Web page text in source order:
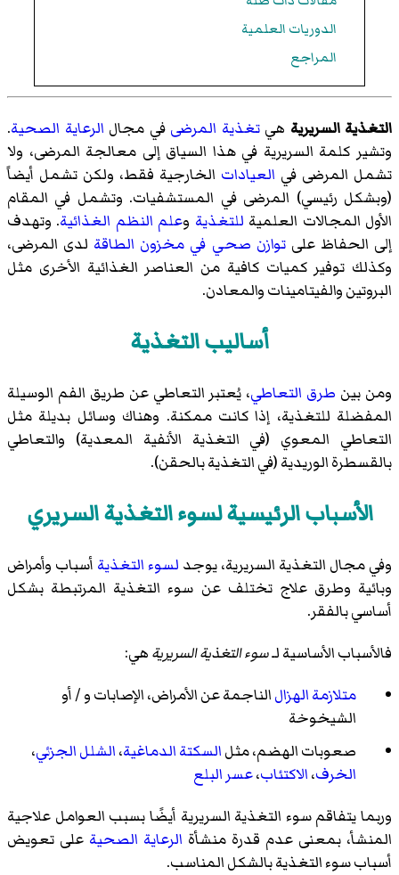
الدوريات العلمية
المراجع
التغذية السريرية هيتغذية المرضى في مجال الرعاية الصحية.
وتشير كلمة السريرية في هذا السياق إلى معالجة المرضى، ولا
تشمل المرضى في العيادات الخارجية فقط، ولكن تشمل أيضاً
(وبشكل رئيسي) المرضى في المستشفيات. وتشمل في المقام
الأول المجالات العلمية للتغذية وعلم النظم الغذائية. وتهدف
إلى الحفاظ علىتوازن صحي في مخزون الطاقة لدى المرضى،
وكذلك توفير كميات كافية من العناصر الغذائية الأخرى مثل
البروتين والفيتامينات والمعادن.
أساليب التغذية
ومن بين طرق التعاطي، يُعتبر التعاطي عن طريق الفم الوسيلة
المفضلة للتغذية، إذا كانت ممكنة. وهناك وسائل بديلة مثل
التعاطي المعوي (في التغذية الأنفية المعدية) والتعاطي
بالقسطرة الوريدية (في التغذية بالحقن).
الأسباب الرئيسية لسوء التغذية السريري
وفي مجال التغذية السريرية، يوجد لسوء التغذية أسباب وأمراض
وبائية وطرق علاج تختلف عن سوء التغذية المرتبطة بشكل
أساسي بالفقر.
فالأسباب الأساسية لـسوء التغذية السريريةهي:
متلازمة الهزالالناجمة عن الأمراض، الإصابات و / أو
الشيخوخة
صعوبات الهضم، مثلالسكتة الدماغية،الشلل الجزئي،
الخرف،الاكتئاب،عسر البلع
وربما يتفاقم سوء التغذية السريرية أيضًا بسبب العوامل علاجية
المنشأ، بمعنى عدم قدرة منشأة الرعاية الصحية على تعويض
أسباب سوء التغذية بالشكل المناسب.